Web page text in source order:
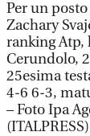
Per un
Zachary
ranking Atp,
Cerundolo,
25esima
4-6 6-3,
– Foto Ipa